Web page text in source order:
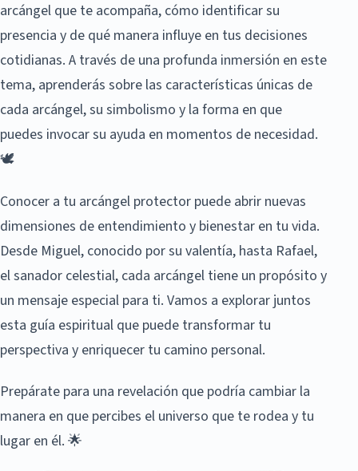
arcángel que te acompaña, cómo identificar su
presencia y de qué manera influye en tus decisiones
cotidianas. A través de una profunda inmersión en este
tema, aprenderás sobre las características únicas de
cada arcángel, su simbolismo y la forma en que
puedes invocar su ayuda en momentos de necesidad.
🕊️
Conocer a tu arcángel protector puede abrir nuevas
dimensiones de entendimiento y bienestar en tu vida.
Desde Miguel, conocido por su valentía, hasta Rafael,
el sanador celestial, cada arcángel tiene un propósito y
un mensaje especial para ti. Vamos a explorar juntos
esta guía espiritual que puede transformar tu
perspectiva y enriquecer tu camino personal.
Prepárate para una revelación que podría cambiar la
manera en que percibes el universo que te rodea y tu
lugar en él. 🌟